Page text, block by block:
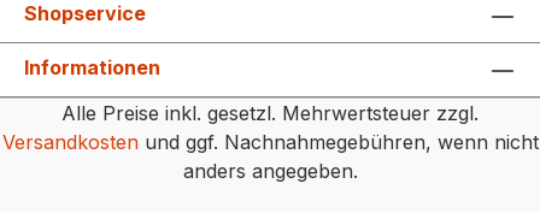
Shopservice
Informationen
Alle Preise inkl. gesetzl. Mehrwertsteuer zzgl.
Versandkostenund ggf. Nachnahmegebühren, wenn nicht
anders angegeben.